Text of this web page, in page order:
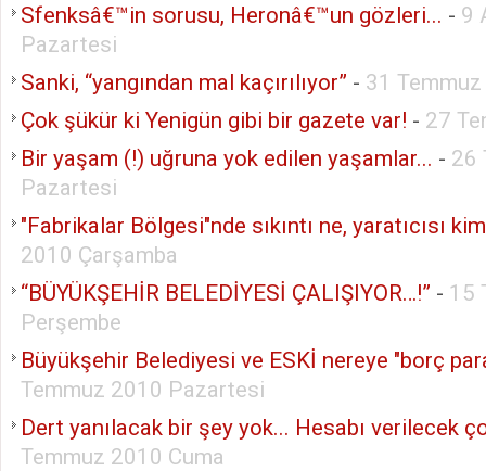
Sfenksâ€™in sorusu, Heronâ€™un gözleri... - 9
Pazartesi
Sanki, “yangından mal kaçırılıyor” - 31
Çok şükür ki Yenigün gibi bir gazete var! - 27
Bir yaşam (!) uğruna yok edilen yaşamlar... - 26
Pazartesi
"Fabrikalar Bölgesi"nde sıkıntı ne, yaratıcısı
2010 Çarşamba
“BÜYÜKŞEHİR BELEDİYESİ ÇALIŞIYOR…!” - 15
Perşembe
Büyükşehir Belediyesi ve ESKİ nereye "borç
Temmuz 2010 Pazartesi
Dert yanılacak bir şey yok... Hesabı verilecek
Temmuz 2010 Cuma